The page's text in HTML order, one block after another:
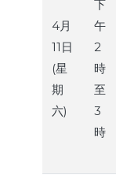
4月
11日
(星
期
六)
下
午
2
時
至
3
時